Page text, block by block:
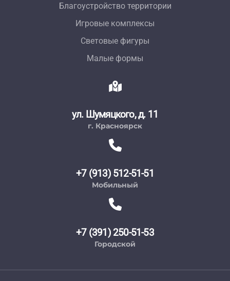
Благоустройство территории
Игровые комплексы
Световые фигуры
Малые формы
ул. Шумяцкого, д. 11
г. Красноярск
+7 (913) 512-51-51
Мобильный
+7 (391) 250-51-53
Городской